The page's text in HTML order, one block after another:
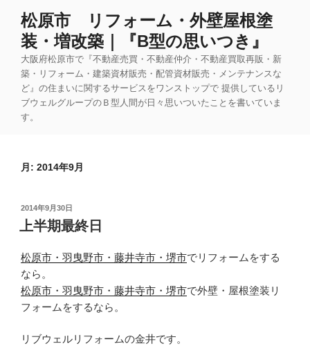
松原市 リフォーム・外壁屋根塗
装・増改築｜『B型の思いつき』
大阪府松原市で『不動産売買・不動産仲介・不動産買取再販・新
築・リフォーム・建築資材販売・配管資材販売・メンテナンスな
ど』の住まいに関するサービスをワンストップで 提供しているリ
ブウェルグループのＢ型人間が日々思いついたことを書いていま
す。
月: 2014年9月
投
稿
日:
2014年9月30日
上半期最終日
松原市・羽曳野市・藤井寺市・堺市でリフォームをする
なら。
松原市・羽曳野市・藤井寺市・堺市で外壁・屋根塗装リ
フォームをするなら。
リブウェルリフォームの金井です。